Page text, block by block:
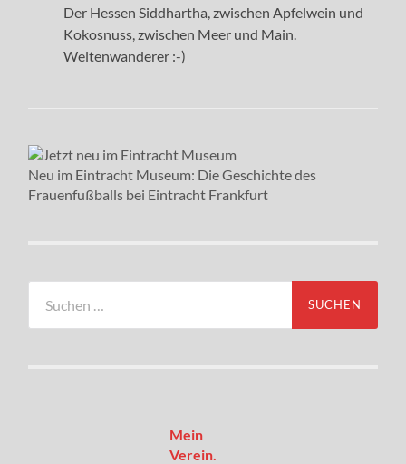
Der Hessen Siddhartha, zwischen Apfelwein und
Kokosnuss, zwischen Meer und Main.
Weltenwanderer :-)
Neu im Eintracht Museum: Die Geschichte des
Frauenfußballs bei Eintracht Frankfurt
nach:
Mein
Verein.